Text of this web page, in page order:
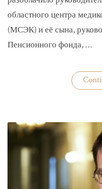
областного центра
(МСЭК) и её сына,
Пенсионного фонда, …